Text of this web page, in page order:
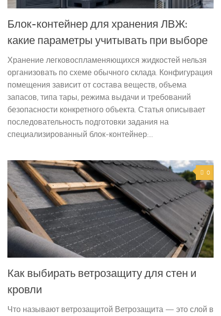
Блок-контейнер для хранения ЛВЖ:
какие параметры учитывать при выборе
Хранение легковоспламеняющихся жидкостей нельзя
организовать по схеме обычного склада. Конфигурация
помещения зависит от состава веществ, объема
запасов, типа тары, режима выдачи и требований
безопасности конкретного объекта. Статья описывает
последовательность подготовки задания на
специализированный блок-контейнер:...
0
Как выбирать ветрозащиту для стен и
кровли
Что называют ветрозащитой Ветрозащита — это слой в